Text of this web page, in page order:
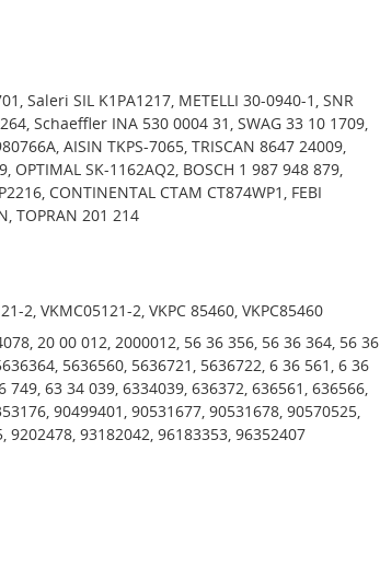
Saleri SIL K1PA1217, METELLI 30-0940-1, SNR
Schaeffler INA 530 0004 31, SWAG 33 10 1709,
AISIN TKPS-7065, TRISCAN 8647 24009,
OPTIMAL SK-1162AQ2, BOSCH 1 987 948 879,
CONTINENTAL CTAM CT874WP1, FEBI
TOPRAN 201 214
2, VKMC05121-2, VKPC 85460, VKPC85460
20 00 012, 2000012, 56 36 356, 56 36 364, 56 36
5636560, 5636721, 5636722, 6 36 561, 6 36
749, 63 34 039, 6334039, 636372, 636561, 636566,
90499401, 90531677, 90531678, 90570525,
9202478, 93182042, 96183353, 96352407